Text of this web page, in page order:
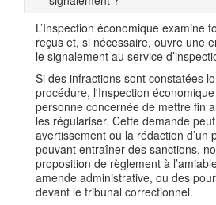
L’Inspection économique examine
reçus et, si nécessaire, ouvre une
le signalement au service
Si des infractions sont constatées
procédure, l'Inspection
personne concernée de mettre fin
les régulariser. Cette demande
avertissement ou la rédaction d’un
pouvant entraîner des sanctions,
proposition de règlement à
amende administrative, ou des
devant le tribunal correctionnel.